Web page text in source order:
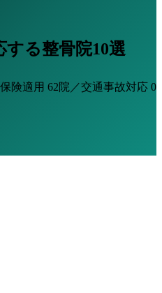
する整骨院10選
険適用 62院 ／交通事故対応 0